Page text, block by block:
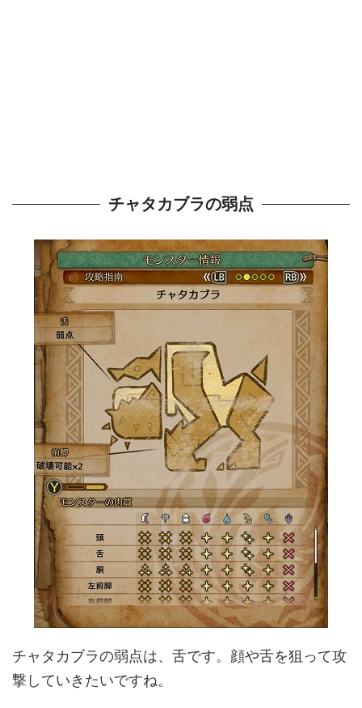
チャタカブラの弱点
チャタカブラの弱点は、舌です。顔や舌を狙って攻
撃していきたいですね。